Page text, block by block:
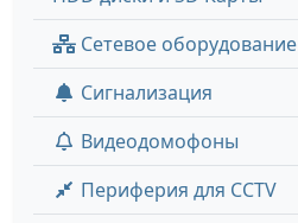
Сетевое оборудование
Сигнализация
Видеодомофоны
Периферия для CCTV